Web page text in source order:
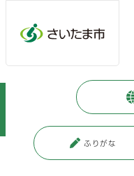
ふりがな
健康・医療・福
生活に困っている方
更